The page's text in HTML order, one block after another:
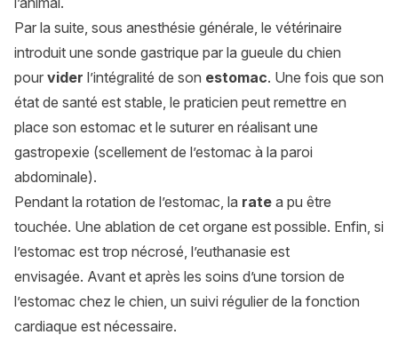
Par la suite, sous anesthésie générale, le vétérinaire
introduit une sonde gastrique par la gueule du chien
pour vider l’intégralité de son estomac. Une fois que son
état de santé est stable, le praticien peut remettre en
place son estomac et le suturer en réalisant une
gastropexie (scellement de l’estomac à la paroi
abdominale).
Pendant la rotation de l’estomac, la rate a pu être
touchée. Une ablation de cet organe est possible. Enfin, si
l’estomac est trop nécrosé, l’euthanasie est
envisagée. Avant et après les soins d’une torsion de
l’estomac chez le chien, un suivi régulier de la fonction
cardiaque est nécessaire.